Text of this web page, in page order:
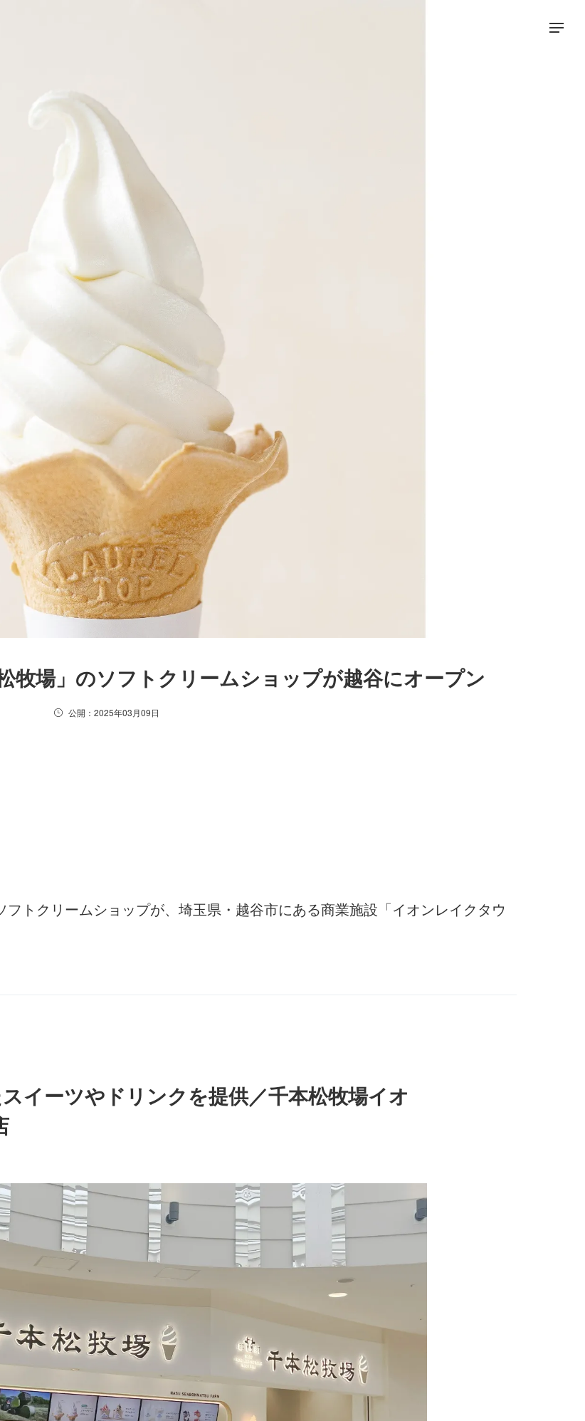
牧場」のソフトクリームショップが越谷にオープン
公開：2025年03月09日
トクリームショップが、埼玉県・越谷市にある商業施設「イオンレイクタウ
イーツやドリンクを提供／千本松牧場イオ